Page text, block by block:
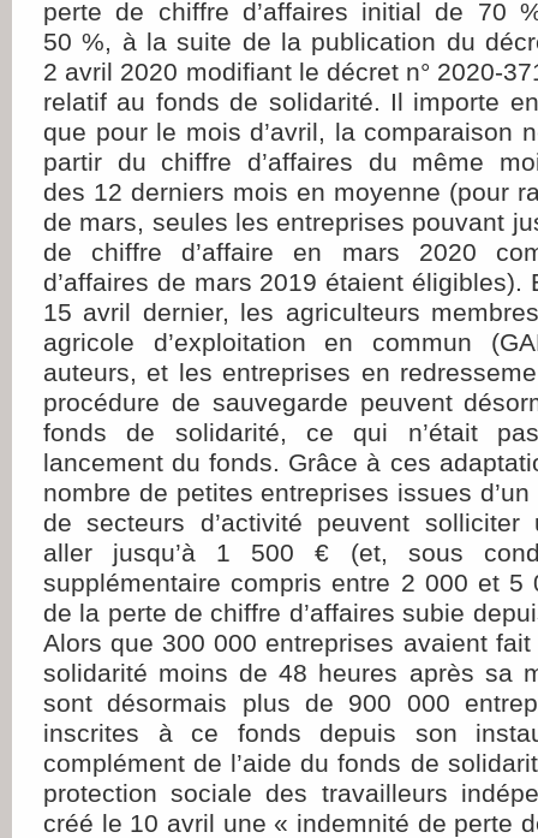
perte de chiffre d’affaires initial de 70
50 %, à la suite de la publication du
2 avril 2020 modifiant le décret n° 2020-
relatif au fonds de solidarité. Il importe
que pour le mois d’avril, la comparaison
partir du chiffre d’affaires du même
des 12 derniers mois en moyenne (pour
de mars, seules les entreprises pouvant
de chiffre d’affaire en mars 2020
d’affaires de mars 2019 étaient éligibles).
15 avril dernier, les agriculteurs
agricole d’exploitation en commun
auteurs, et les entreprises en
procédure de sauvegarde peuvent
fonds de solidarité, ce qui n’était
lancement du fonds. Grâce à ces
nombre de petites entreprises issues
de secteurs d’activité peuvent solliciter
aller jusqu’à 1 500 € (et, sous
supplémentaire compris entre 2 000 et 5
de la perte de chiffre d’affaires subie
Alors que 300 000 entreprises avaient
solidarité moins de 48 heures après sa
sont désormais plus de 900 000
inscrites à ce fonds depuis son
complément de l’aide du fonds de
protection sociale des travailleurs
créé le 10 avril une « indemnité de perte